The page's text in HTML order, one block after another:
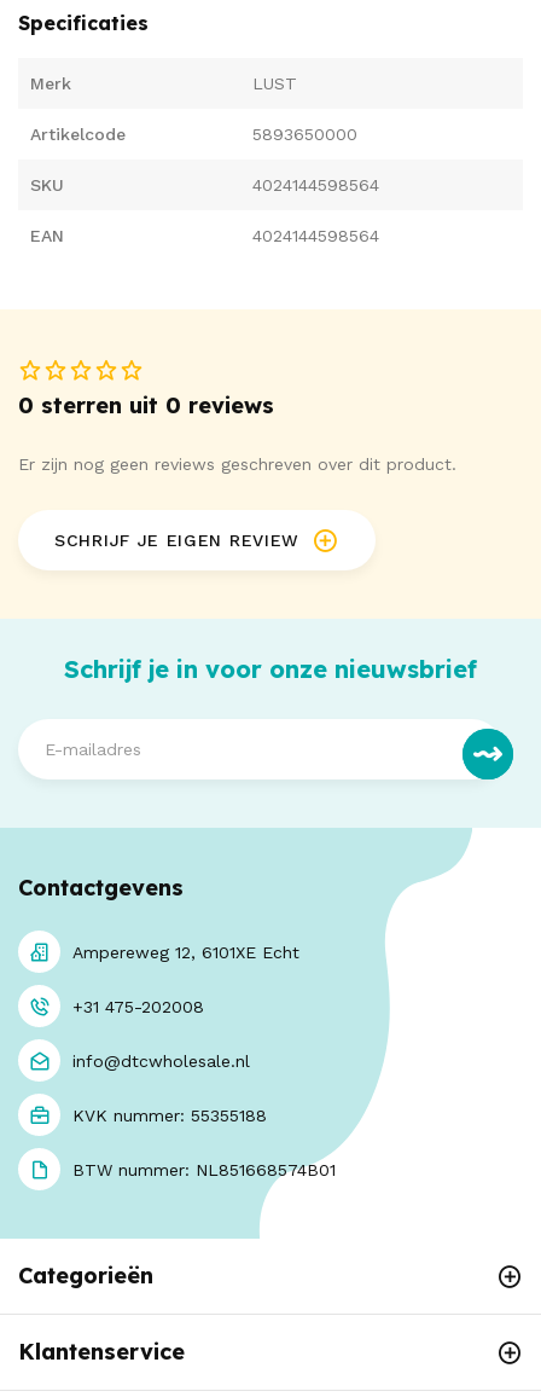
afstandsbediening zijn inbegrepen.
Specificaties
Merk LUST
Artikelcode 5893650000
SKU 4024144598564
EAN 4024144598564
0 sterren uit 0 reviews
Er zijn nog geen reviews geschreven over dit product.
SCHRIJF JE EIGEN REVIEW
Schrijf je in voor onze nieuwsbrief
Contactgevens
Ampereweg 12, 6101XE Echt
+31 475-202008
info@dtcwholesale.nl
KVK nummer: 55355188
BTW nummer: NL851668574B01
Categorieën
Klantenservice